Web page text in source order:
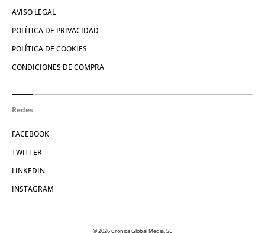
AVISO LEGAL
POLÍTICA DE PRIVACIDAD
POLÍTICA DE COOKIES
CONDICIONES DE COMPRA
Redes
FACEBOOK
TWITTER
LINKEDIN
INSTAGRAM
© 2026 Crónica Global Media, SL